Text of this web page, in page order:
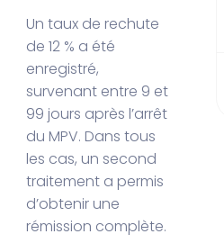
Un taux de rechute
de 12 % a été
enregistré,
survenant entre 9 et
99 jours après l’arrêt
du MPV. Dans tous
les cas, un second
traitement a permis
d’obtenir une
rémission complète.